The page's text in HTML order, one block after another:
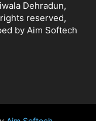
Dehradun,
reserved,
by Aim Softech